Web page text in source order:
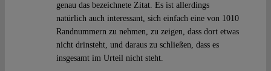
genau das bezeichnete Zitat. Es ist allerdings
natürlich auch interessant, sich einfach eine von 1010
Randnummern zu nehmen, zu zeigen, dass dort etwas
nicht drinsteht, und daraus zu schließen, dass es
insgesamt im Urteil nicht steht.